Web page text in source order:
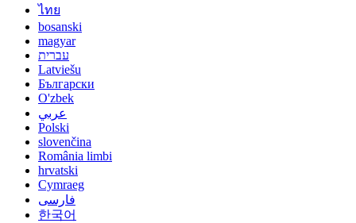
ไทย
bosanski
magyar
עברית
Latviešu
Български
O'zbek
عربي
Polski
slovenčina
România limbi
hrvatski
Cymraeg
فارسی
한국어